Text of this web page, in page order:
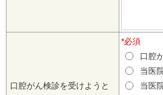
口腔がん検診を受けようと
*必須
口腔
当医
当医